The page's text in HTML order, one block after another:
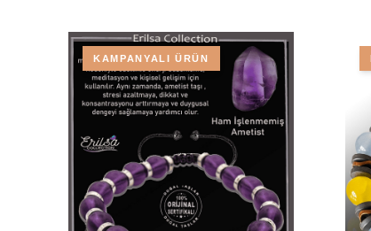
KAMPANYALI ÜRÜN